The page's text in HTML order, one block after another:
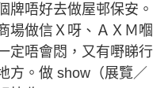
牌唔好去做屋邨保安。
場做信Ｘ呀、ＡＸＭ嗰
定唔會悶，又有嘢睇行
方。做 show（展覽／